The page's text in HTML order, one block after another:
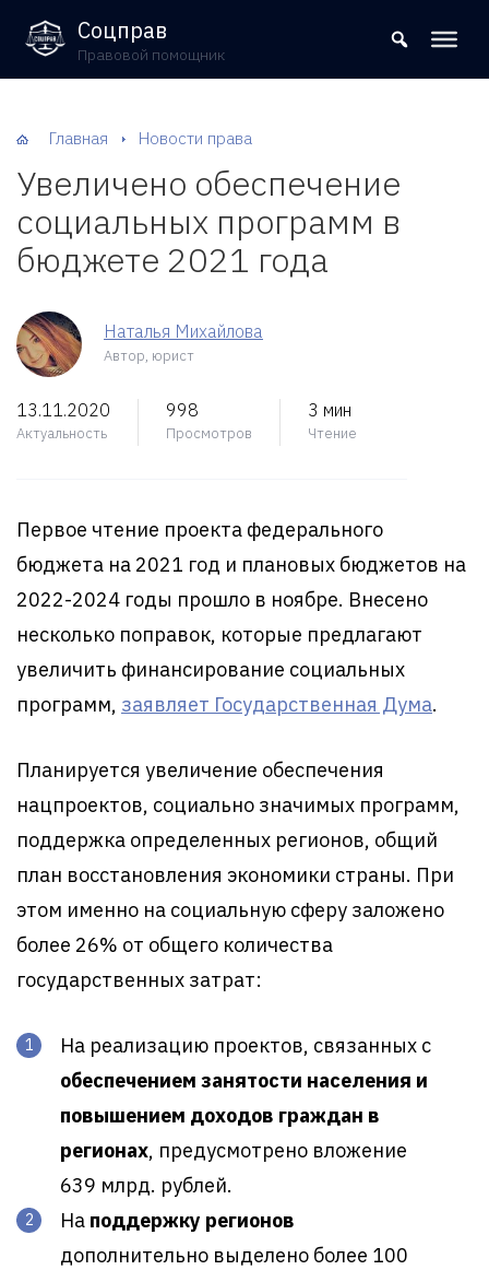
8 (800) 302-09-37
Соцправ
Правовой помощник
Главная Новости права
Увеличено обеспечение
социальных программ в
бюджете 2021 года
Наталья Михайлова
Автор, юрист
13.11.2020
Актуальность
998
Просмотров
3 мин
Чтение
Первое чтение проекта федерального
бюджета на 2021 год и плановых бюджетов на
2022-2024 годы прошло в ноябре. Внесено
несколько поправок, которые предлагают
увеличить финансирование социальных
программ, заявляет Государственная Дума.
Планируется увеличение обеспечения
нацпроектов, социально значимых программ,
поддержка определенных регионов, общий
план восстановления экономики страны. При
этом именно на социальную сферу заложено
более 26% от общего количества
государственных затрат:
На реализацию проектов, связанных с
обеспечением занятости населения и
повышением доходов граждан в
регионах, предусмотрено вложение
639 млрд. рублей.
На поддержку регионов
дополнительно выделено более 100